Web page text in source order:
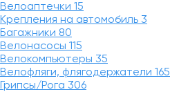
Велоаптечки 15
Крепления на автомобиль 3
Багажники 80
Велонасосы 115
Велокомпьютеры 35
Велофляги, флягодержатели 165
Грипсы/Рога 306